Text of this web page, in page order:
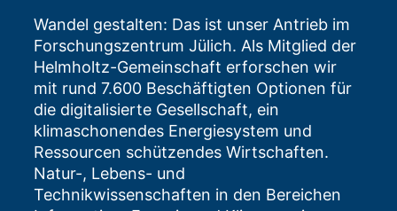
Wandel gestalten: Das ist unser Antrieb im
Forschungszentrum Jülich. Als Mitglied der
Helmholtz-Gemeinschaft erforschen wir
mit rund 7.600 Beschäftigten Optionen für
die digitalisierte Gesellschaft, ein
klimaschonendes Energiesystem und
Ressourcen schützendes Wirtschaften.
Natur-, Lebens- und
Technikwissenschaften in den Bereichen